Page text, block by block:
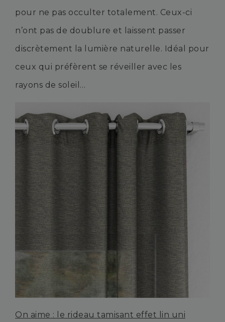
pour ne pas occulter totalement. Ceux-ci
n’ont pas de doublure et laissent passer
discrètement la lumière naturelle. Idéal pour
ceux qui préfèrent se réveiller avec les
rayons de soleil…
On aime : le rideau tamisant effet lin uni